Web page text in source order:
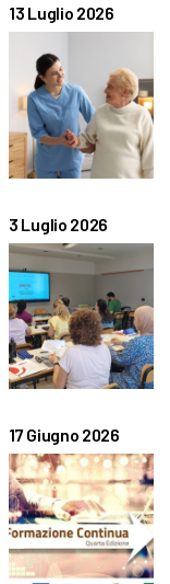
13 Luglio 2026
3 Luglio 2026
17 Giugno 2026